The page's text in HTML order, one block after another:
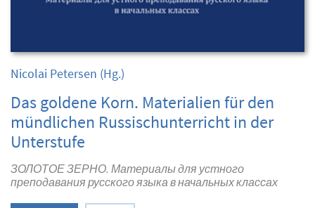
Nicolai Petersen (Hg.)
Das goldene Korn. Materialien für den
mündlichen Russischunterricht in der
Unterstufe
ЗОЛОТОЕ ЗЕРНО. Материалы для устного
преподавания русского языка в начальных классах